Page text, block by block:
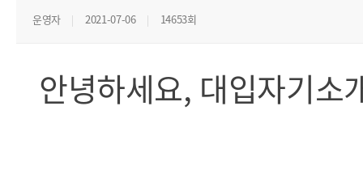
운영자 2021-07-06 14653회
안녕하세요, 대입자기소